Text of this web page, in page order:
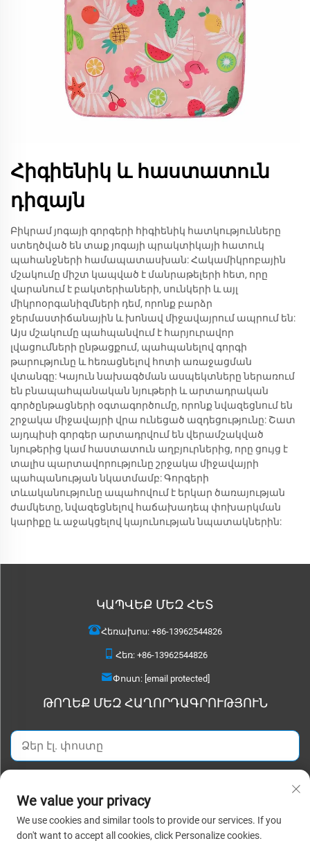
Հիգիենիկ և հաստատուն
դիզայն
Բիկրամ յոգայի գորգերի հիգիենիկ հատկությունները
ստեղծված են տաք յոգայի պրակտիկայի հատուկ
պահանջների համապատասխան: Հակամիկրոբային
մշակումը միշտ կապված է մանրաթելերի հետ, որը
վարանում է բակտերիաների, սունկերի և այլ
միկրոօրգանիզմների դեմ, որոնք բարձր
ջերմաստիճանային և խոնավ միջավայրում ապրում են:
Այս մշակումը պահպանվում է հարյուրավոր
լվացումների ընթացքում, պահպանելով գորգի
թարությունը և հեռացնելով հոտի առաջացման
վտանգը: Կայուն նախագծման ասպեկտները ներառում
են բնապահպանական նյութերի և արտադրական
գործընթացների օգտագործումը, որոնք նվազեցնում են
շրջակա միջավայրի վրա ունեցած ազդեցությունը: Շատ
այդպիսի գորգեր արտադրվում են վերամշակված
նյութերից կամ հաստատուն աղբյուրներից, որը ցույց է
տալիս պարտավորությունը շրջակա միջավայրի
պահպանության նկատմամբ: Գորգերի
տևականությունը ապահովում է երկար ծառայության
ժամկետը, նվազեցնելով հաճախադեպ փոխարկման
կարիքը և աջակցելով կայունության նպատակներին:
ԿԱՊՎԵՔ ՄԵԶ ՀԵՏ
Հեռախոս: +86-13962544826
Հեռ: +86-13962544826
Փոստ: [email protected]
ԹՈՂԵՔ ՄԵԶ ՀԱՂՈՐԴԱԳՐՈՒԹՅՈՒՆ
权 © 2025 Սուչուան Դետաո Տեքստայլ Կո.,Լտդ. Բոլոր
We value your privacy
We use cookies and similar tools to provide our services. If you
don't want to accept all cookies, click Personalize cookies.